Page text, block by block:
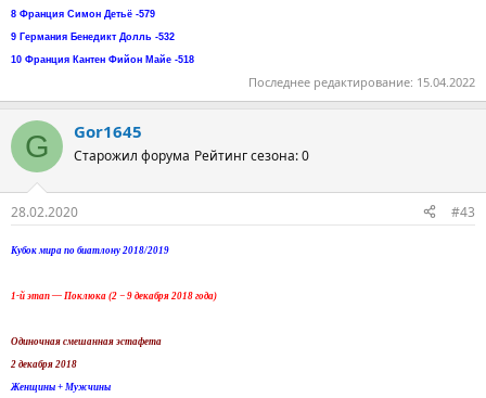
8 Франция Симон Детьё -579
9 Германия Бенедикт Долль -532
10 Франция Кантен Фийон Майе -518
Последнее редактирование: 15.04.2022
G Gor1645
Старожил форума Рейтинг сезона: 0
28.02.2020 #43
Кубок мира по биатлону 2018/2019
1-й этап — Поклюка (2 − 9 декабря 2018 года)
Одиночная смешанная эстафета
2 декабря 2018
Женщины + Мужчины